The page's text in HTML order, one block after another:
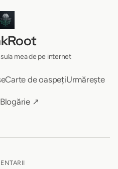
mea de pe internet
Carte de oaspețiUrmărește
Blogărie ↗